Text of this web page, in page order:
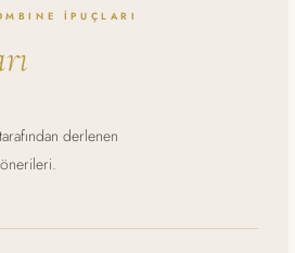
İPUÇLARI
derlenen